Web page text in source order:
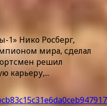
Нико Росберг,
мира, сделал
решил
карьеру,...